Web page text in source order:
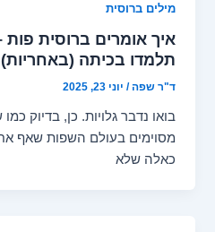
מילים ברוסית
איך אומרים ברוסית
תלמדו בכיתה
ד"ר שפה/ יוני 23, 2025
בואו נדבר גלויות. כן, בדיוק
מסוימים בעולם השפות שאף
כאלה שלא